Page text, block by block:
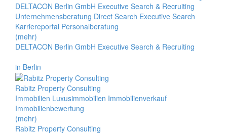
DELTACON Berlin GmbH Executive Search & Recruiting
Unternehmensberatung Direct Search Executive Search
Karriereportal Personalberatung
(mehr)
DELTACON Berlin GmbH Executive Search & Recruiting
in Berlin
Rabitz Property Consulting
Immobilien Luxusimmobilien Immobilienverkauf
Immobilienbewertung
(mehr)
Rabitz Property Consulting